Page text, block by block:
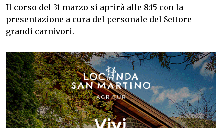
Il corso del 31 marzo si aprirà alle 8:15 con la
presentazione a cura del personale del Settore
grandi carnivori.